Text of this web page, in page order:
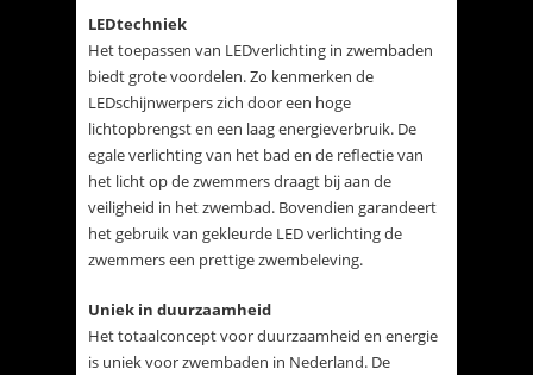
LEDtechniek
Het toepassen van LEDverlichting in zwembaden
biedt grote voordelen. Zo kenmerken de
LEDschijnwerpers zich door een hoge
lichtopbrengst en een laag energieverbruik. De
egale verlichting van het bad en de reflectie van
het licht op de zwemmers draagt bij aan de
veiligheid in het zwembad. Bovendien garandeert
het gebruik van gekleurde LED verlichting de
zwemmers een prettige zwembeleving.
Uniek in duurzaamheid
Het totaalconcept voor duurzaamheid en energie
is uniek voor zwembaden in Nederland. De